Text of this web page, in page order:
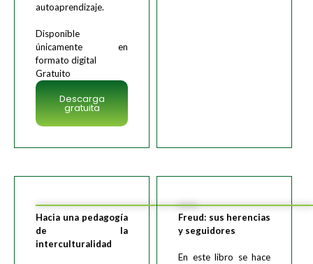
autoaprendizaje.
Disponible
únicamente en
formato digital
Gratuito
Descarga
gratuita
Hacia una pedagogía
de la
interculturalidad
Freud: sus herencias
y seguidores
En este libro se hace